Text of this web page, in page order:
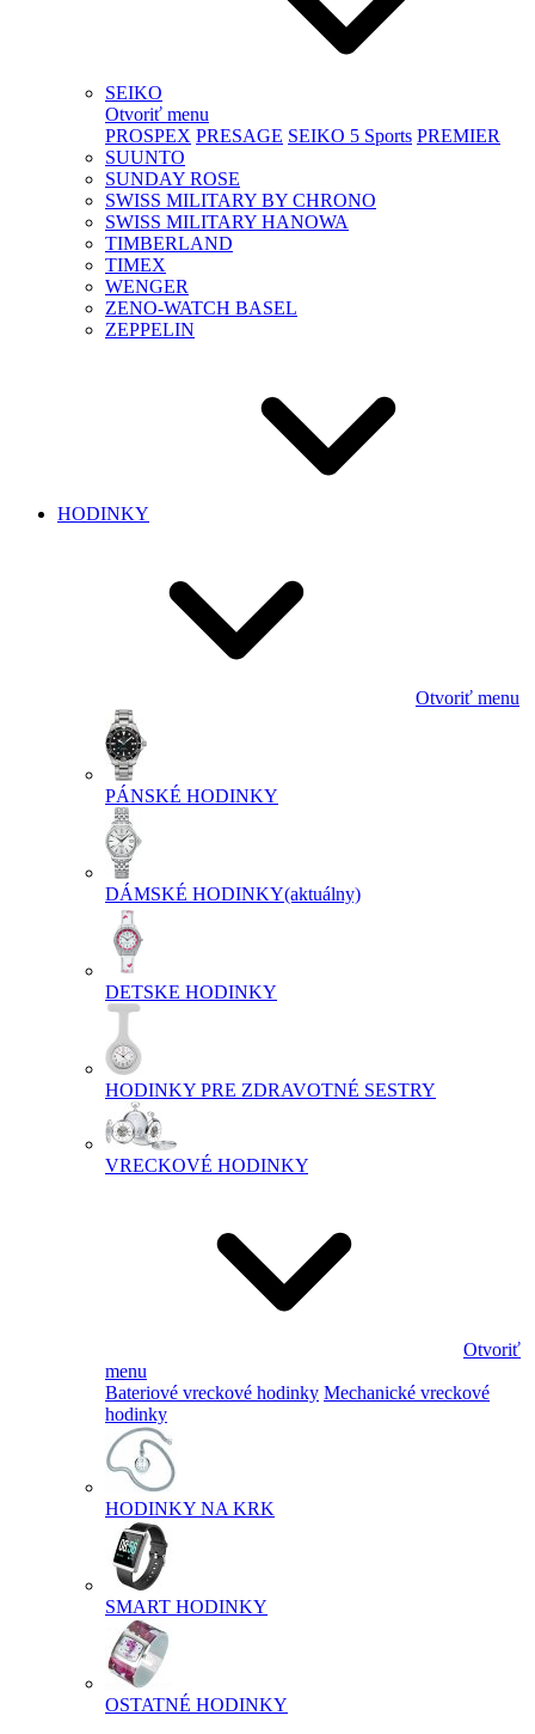
SEIKO
Otvoriť menu
PROSPEX PRESAGE SEIKO 5 Sports PREMIER
SUUNTO
SUNDAY ROSE
SWISS MILITARY BY CHRONO
SWISS MILITARY HANOWA
TIMBERLAND
TIMEX
WENGER
ZENO-WATCH BASEL
ZEPPELIN
HODINKY
Otvoriť menu
PÁNSKÉ HODINKY
DÁMSKÉ HODINKY(aktuálny)
DETSKE HODINKY
HODINKY PRE ZDRAVOTNÉ SESTRY
VRECKOVÉ HODINKY
Otvoriť
menu
Bateriové vreckové hodinky Mechanické vreckové
hodinky
HODINKY NA KRK
SMART HODINKY
OSTATNÉ HODINKY